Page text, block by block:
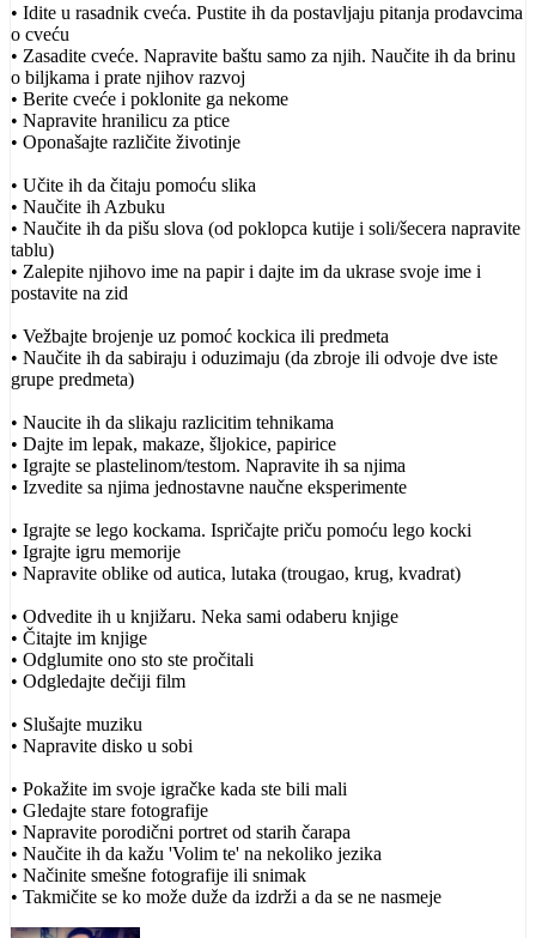
• Idite u rasadnik cveća. Pustite ih da postavljaju pitanja prodavcima
o cveću
• Zasadite cveće. Napravite baštu samo za njih. Naučite ih da brinu
o biljkama i prate njihov razvoj
• Berite cveće i poklonite ga nekome
• Napravite hranilicu za ptice
• Oponašajte različite životinje
• Učite ih da čitaju pomoću slika
• Naučite ih Azbuku
• Naučite ih da pišu slova (od poklopca kutije i soli/šecera napravite
tablu)
• Zalepite njihovo ime na papir i dajte im da ukrase svoje ime i
postavite na zid
• Vežbajte brojenje uz pomoć kockica ili predmeta
• Naučite ih da sabiraju i oduzimaju (da zbroje ili odvoje dve iste
grupe predmeta)
• Naucite ih da slikaju razlicitim tehnikama
• Dajte im lepak, makaze, šljokice, papirice
• Igrajte se plastelinom/testom. Napravite ih sa njima
• Izvedite sa njima jednostavne naučne eksperimente
• Igrajte se lego kockama. Ispričajte priču pomoću lego kocki
• Igrajte igru memorije
• Napravite oblike od autica, lutaka (trougao, krug, kvadrat)
• Odvedite ih u knjižaru. Neka sami odaberu knjige
• Čitajte im knjige
• Odglumite ono sto ste pročitali
• Odgledajte dečiji film
• Slušajte muziku
• Napravite disko u sobi
• Pokažite im svoje igračke kada ste bili mali
• Gledajte stare fotografije
• Napravite porodični portret od starih čarapa
• Naučite ih da kažu 'Volim te' na nekoliko jezika
• Načinite smešne fotografije ili snimak
• Takmičite se ko može duže da izdrži a da se ne nasmeje